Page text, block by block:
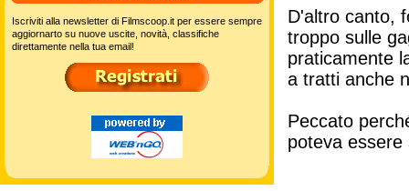
D'altro canto,
troppo sulle
praticamente
a tratti anche
Peccato
poteva
Iscriviti alla newsletter di Filmscoop.it per essere sempre
aggiornarto su nuove uscite, novità, classifiche
direttamente nella tua email!